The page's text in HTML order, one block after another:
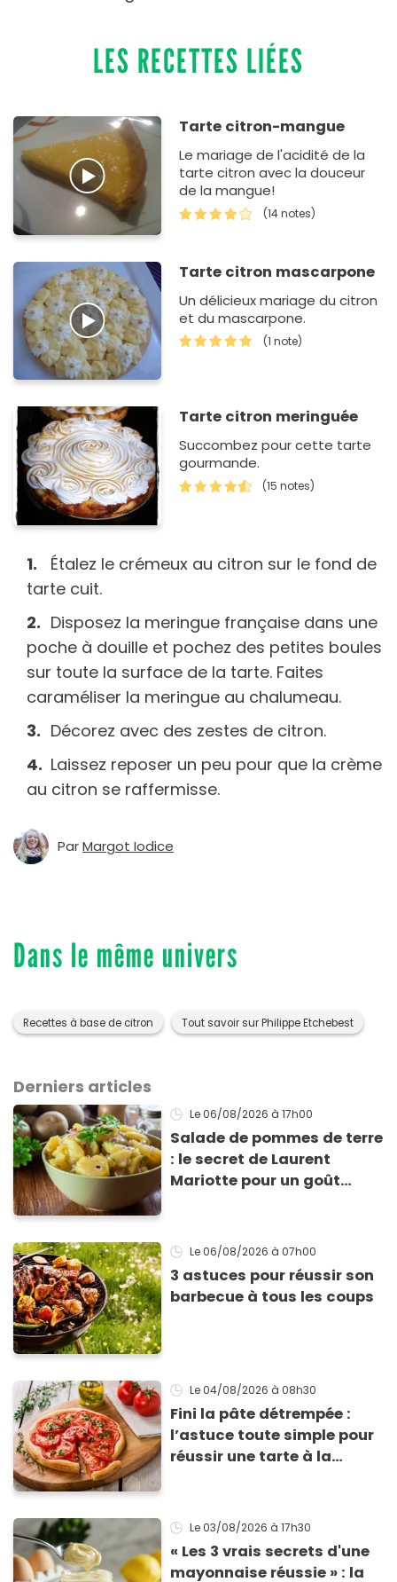
LES RECETTES LIÉES
Tarte citron-mangue
Le mariage de l'acidité de la
tarte citron avec la douceur
de la mangue!
(14 notes)
Tarte citron mascarpone
Un délicieux mariage du citron
et du mascarpone.
(1 note)
Tarte citron meringuée
Succombez pour cette tarte
gourmande.
(15 notes)
Étalez le crémeux au citron sur le fond de
tarte cuit.
Disposez la meringue française dans une
poche à douille et pochez des petites boules
sur toute la surface de la tarte. Faites
caraméliser la meringue au chalumeau.
Décorez avec des zestes de citron.
Laissez reposer un peu pour que la crème
au citron se raffermisse.
ParMargot Iodice
Dans le même univers
Recettes à base de citron Tout savoir sur Philippe Etchebest
Derniers articles
Le 06/08/2026 à 17h00
Salade de pommes de terre
: le secret de Laurent
Mariotte pour un goût
Le 06/08/2026 à 07h00
3 astuces pour réussir son
barbecue à tous les coups
Le 04/08/2026 à 08h30
Fini la pâte détrempée :
l’astuce toute simple pour
réussir une tarte à la
Le 03/08/2026 à 17h30
« Les 3 vrais secrets d'une
mayonnaise réussie » : la